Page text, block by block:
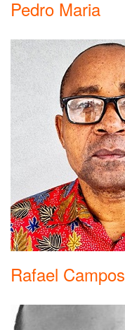
Pedro Maria
Rafael Campos